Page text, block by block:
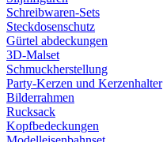
Schreibwaren-Sets
Steckdosenschutz
Gürtel abdeckungen
3D-Malset
Schmuckherstellung
Party-Kerzen und Kerzenhalter
Bilderrahmen
Rucksack
Kopfbedeckungen